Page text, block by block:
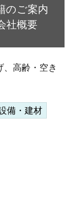
のご案内
社概要
高齢・空き
備・建材